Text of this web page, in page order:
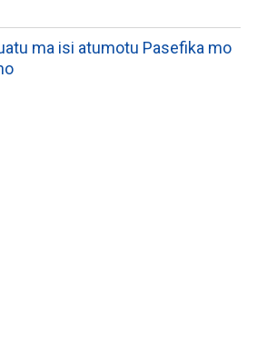
ma isi atumotu Pasefika mo